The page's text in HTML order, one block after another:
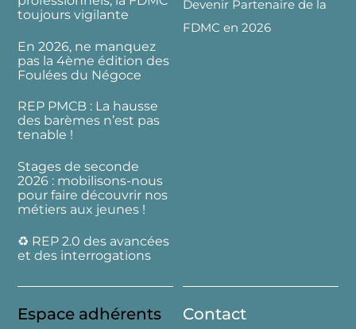
toujours vigilante
En 2026, ne manquez
pas la 4ème édition des
Foulées du Négoce
REP PMCB : La hausse
des barèmes n’est pas
tenable !
Stages de seconde
2026 : mobilisons-nous
pour faire découvrir nos
métiers aux jeunes !
♻️ REP 2.0 des avancées
et des interrogations
Devenir Partenaire de la
FDMC en 2026
Espace adhérents Contact